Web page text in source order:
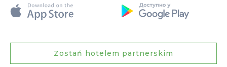
Zostań hotelem partnerskim